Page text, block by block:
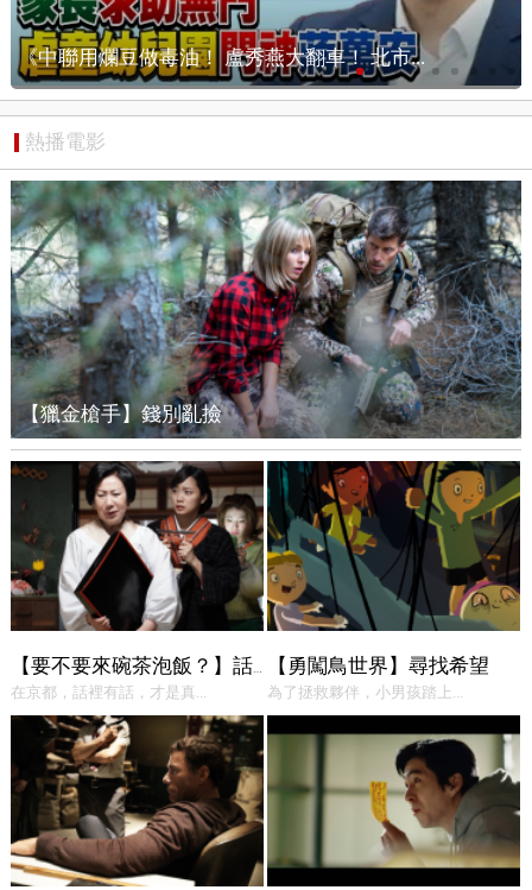
【狠狠抖內幕】抓！毒油真門神現身？盧秀燕...
熱播電影
【獵金槍手】錢別亂撿
【要不要來碗茶泡飯？】話中有話
在京都，話裡有話，才是真...
【勇闖鳥世界】尋找希望
為了拯救夥伴，小男孩踏上...